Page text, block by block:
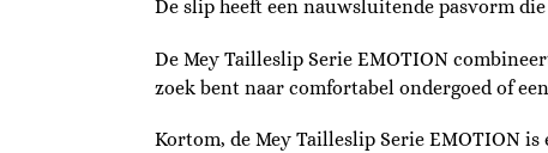
De slip heeft een nauwsluitende pasvorm
De Mey Tailleslip Serie EMOTION
zoek bent naar comfortabel ondergoed of
Kortom, de Mey Tailleslip Serie EMOTION